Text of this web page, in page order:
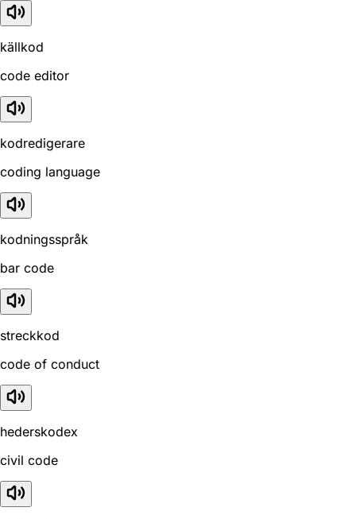
källkod
code editor
kodredigerare
coding language
kodningsspråk
bar code
streckkod
code of conduct
hederskodex
civil code